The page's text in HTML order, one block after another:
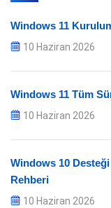
Windows 11
10 Haziran 2026
Windows 11 Tüm
10 Haziran 2026
Windows 10
Rehberi
10 Haziran 2026